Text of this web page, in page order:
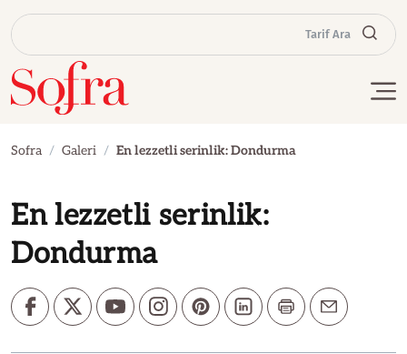
Tarif Ara
Sofra Galeri En lezzetli serinlik: Dondurma
En lezzetli serinlik:
Dondurma